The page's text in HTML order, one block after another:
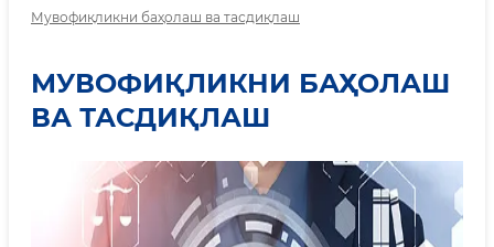
Мувофиқликни баҳолаш ва тасдиқлаш
МУВОФИҚЛИКНИ БАҲОЛАШ
ВА ТАСДИҚЛАШ